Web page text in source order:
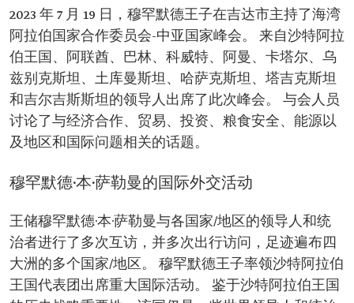
2023 年 7 月 19 日，穆罕默德王子在吉达市主持了海湾
阿拉伯国家合作委员会-中亚国家峰会。 来自沙特阿拉
伯王国、阿联酋、巴林、科威特、阿曼、卡塔尔、乌
兹别克斯坦、土库曼斯坦、哈萨克斯坦、塔吉克斯坦
和吉尔吉斯斯坦的领导人出席了此次峰会。 与会人员
讨论了与经济合作、贸易、投资、粮食安全、能源以
及地区和国际问题相关的话题。
穆罕默德·本·萨勒曼的国际外交活动
王储穆罕默德·本·萨勒曼与各国家/地区的领导人和统
治者进行了多次互访，并多次出行访问，足迹遍布四
大洲的多个国家/地区。 穆罕默德王子率领沙特阿拉伯
王国代表团出席重大国际活动。 鉴于沙特阿拉伯王国